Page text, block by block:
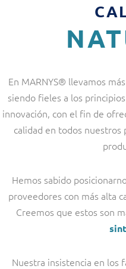
En MARNYS® llevamos
siendo fieles a los
innovación, con el fin de
calidad en todos nuestros
Hemos sabido
proveedores con más alta
Creemos que estos son
Nuestra insistencia en los